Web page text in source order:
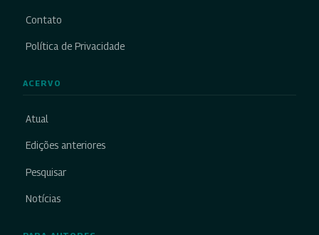
Contato
Política de Privacidade
ACERVO
Atual
Edições anteriores
Pesquisar
Notícias